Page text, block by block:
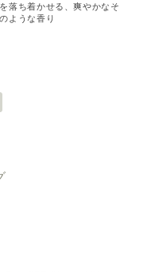
落ち着かせる、爽やかなそ
ような香り